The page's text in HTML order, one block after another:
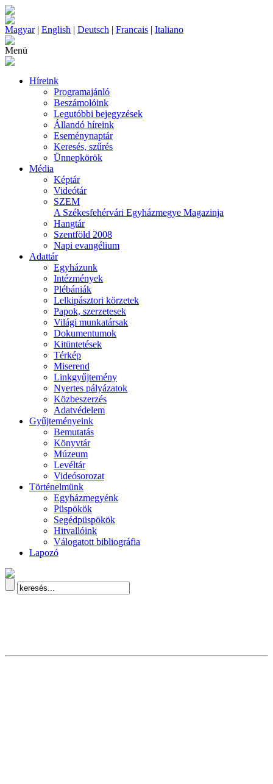
Magyar| English | Deutsch | Francais | Italiano
Menü
Híreink
Programajánló
Beszámolóink
Legutóbbi bejegyzések
Állandó híreink
Eseménynaptár
Keresés, szűrés
Ünnepkörök
Média
Képtár
Videótár
SZEM
A Székesfehérvári Egyházmegye Magazinja
Hangtár
Szentföld 2008
Napi evangélium
Adattár
Egyházunk
Intézmények
Plébániák
Lelkipásztori körzetek
Papok, szerzetesek
Világi munkatársak
Dokumentumok
Kitüntetések
Térkép
Miserend
Linkgyűjtemény
Nyertes pályázatok
Közbeszerzés
Adatvédelem
Gyűjteményeink
Bemutatás
Könyvtár
Múzeum
Levéltár
Videósorozat
Történelmünk
Egyházmegyénk
Püspökök
Segédpüspökök
Hitvallóink
Válogatott bibliográfia
Lapozó